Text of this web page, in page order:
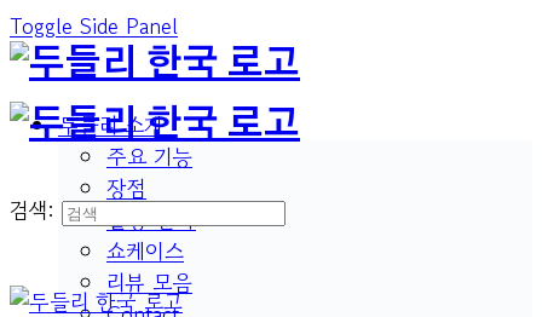
Toggle Side Panel
두들리 소개
주요 기능
장점
활용 분야
쇼케이스
리뷰 모음
검색: